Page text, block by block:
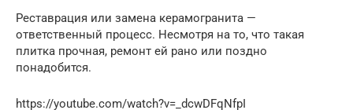
Реставрация или замена керамогранита —
ответственный процесс. Несмотря на то, что такая
плитка прочная, ремонт ей рано или поздно
понадобится.
https://youtube.com/watch?v=_dcwDFqNfpI